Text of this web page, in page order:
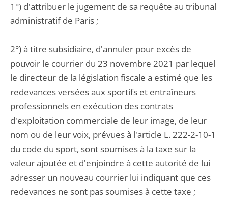
1°) d'attribuer le jugement de sa requête au tribunal
administratif de Paris ;
2°) à titre subsidiaire, d'annuler pour excès de
pouvoir le courrier du 23 novembre 2021 par lequel
le directeur de la législation fiscale a estimé que les
redevances versées aux sportifs et entraîneurs
professionnels en exécution des contrats
d'exploitation commerciale de leur image, de leur
nom ou de leur voix, prévues à l'article L. 222-2-10-1
du code du sport, sont soumises à la taxe sur la
valeur ajoutée et d'enjoindre à cette autorité de lui
adresser un nouveau courrier lui indiquant que ces
redevances ne sont pas soumises à cette taxe ;